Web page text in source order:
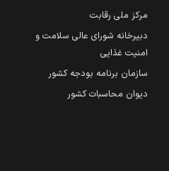
مرکز ملی رقابت
دبیرخانه شورای عالی سلامت و
امنیت غذایی
سازمان برنامه بودجه کشور
دیوان محاسبات کشور